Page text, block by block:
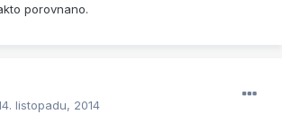
porovnano.
listopadu, 2014